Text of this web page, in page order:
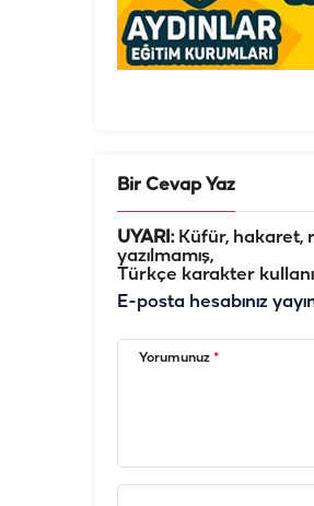
Bir Cevap Yaz
UYARI:Küfür, hakaret,
yazılmamış,
Türkçe karakter
E-posta hesabınız
Yorumunuz *